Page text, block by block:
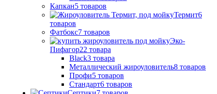
Капкан5 товаров
Термит6
товаров
Фатбокс7 товаров
Эко-
Пифагор22 товара
Black3 товара
Металлический жироуловитель8 товаров
Профи5 товаров
Стандарт6 товаров